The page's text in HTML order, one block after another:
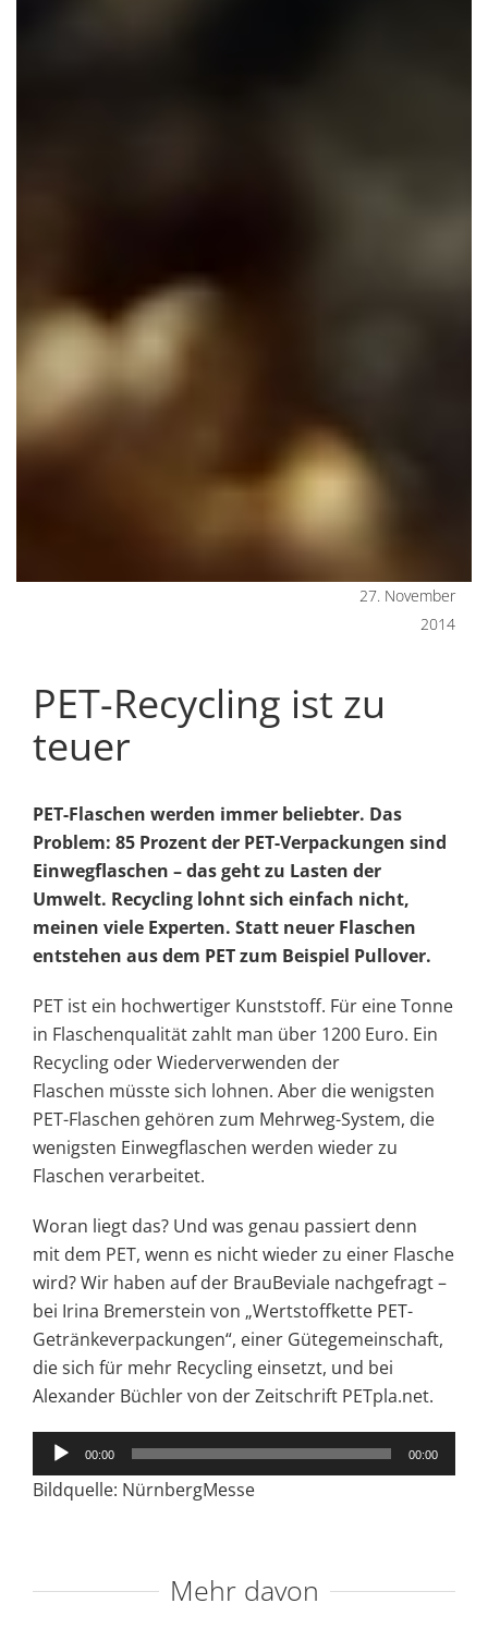
27. November
2014
PET-Recycling ist zu
teuer
PET-Flaschen werden immer beliebter. Das
Problem: 85 Prozent der PET-Verpackungen sind
Einwegflaschen – das geht zu Lasten der
Umwelt. Recycling lohnt sich einfach nicht,
meinen viele Experten. Statt neuer Flaschen
entstehen aus dem PET zum Beispiel Pullover.
PET ist ein hochwertiger Kunststoff. Für eine Tonne
in Flaschenqualität zahlt man über 1200 Euro. Ein
Recycling oder Wiederverwenden der
Flaschen müsste sich lohnen. Aber die wenigsten
PET-Flaschen gehören zum Mehrweg-System, die
wenigsten Einwegflaschen werden wieder zu
Flaschen verarbeitet.
Woran liegt das? Und was genau passiert denn
mit dem PET, wenn es nicht wieder zu einer Flasche
wird? Wir haben auf der BrauBeviale nachgefragt –
bei Irina Bremerstein von „Wertstoffkette PET-
Getränkeverpackungen“, einer Gütegemeinschaft,
die sich für mehr Recycling einsetzt, und bei
Alexander Büchler von der Zeitschrift PETpla.net.
Audio-
Player
00:00 00:00
Bildquelle: NürnbergMesse
Mehr davon